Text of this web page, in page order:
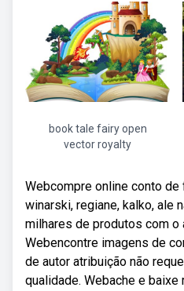
book tale fairy open
vector royalty
Webcompre online conto de
winarski, regiane, kalko, ale
milhares de produtos com o
Webencontre imagens de
de autor atribuição não
qualidade. Webache e